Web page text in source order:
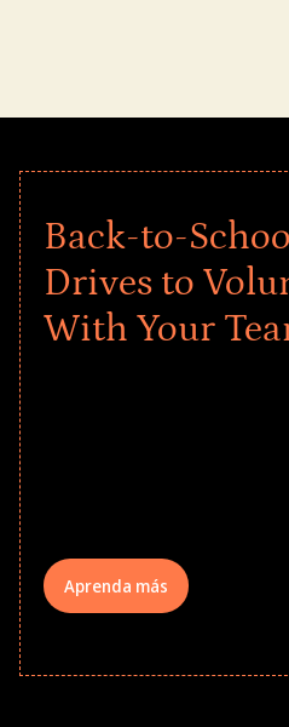
Back-to-
Drives to
With Your
Aprenda más